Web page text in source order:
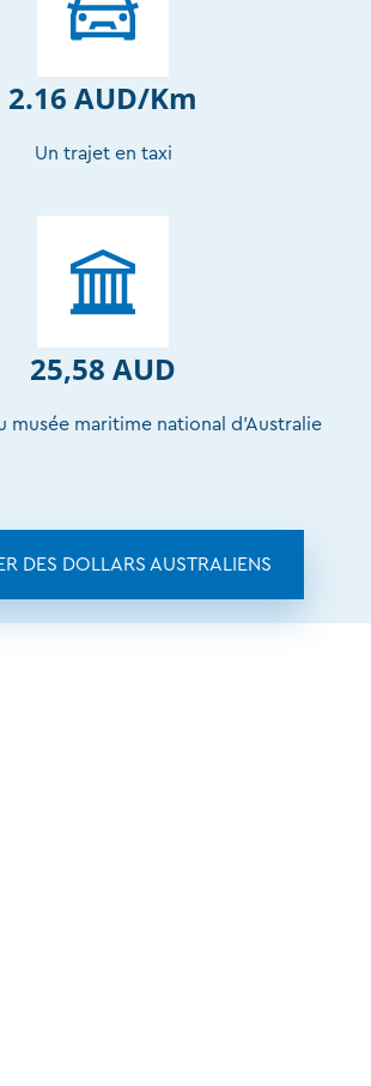
2.16 AUD/Km
Un trajet en taxi
25,58 AUD
musée maritime national d’Australie
DES DOLLARS AUSTRALIENS